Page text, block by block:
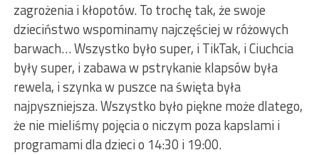
zagrożenia i kłopotów. To trochę tak, że swoje
dzieciństwo wspominamy najczęściej w różowych
barwach… Wszystko było super, i TikTak, i Ciuchcia
były super, i zabawa w pstrykanie klapsów była
rewela, i szynka w puszce na święta była
najpyszniejsza. Wszystko było piękne może dlatego,
że nie mieliśmy pojęcia o niczym poza kapslami i
programami dla dzieci o 14:30 i 19:00.